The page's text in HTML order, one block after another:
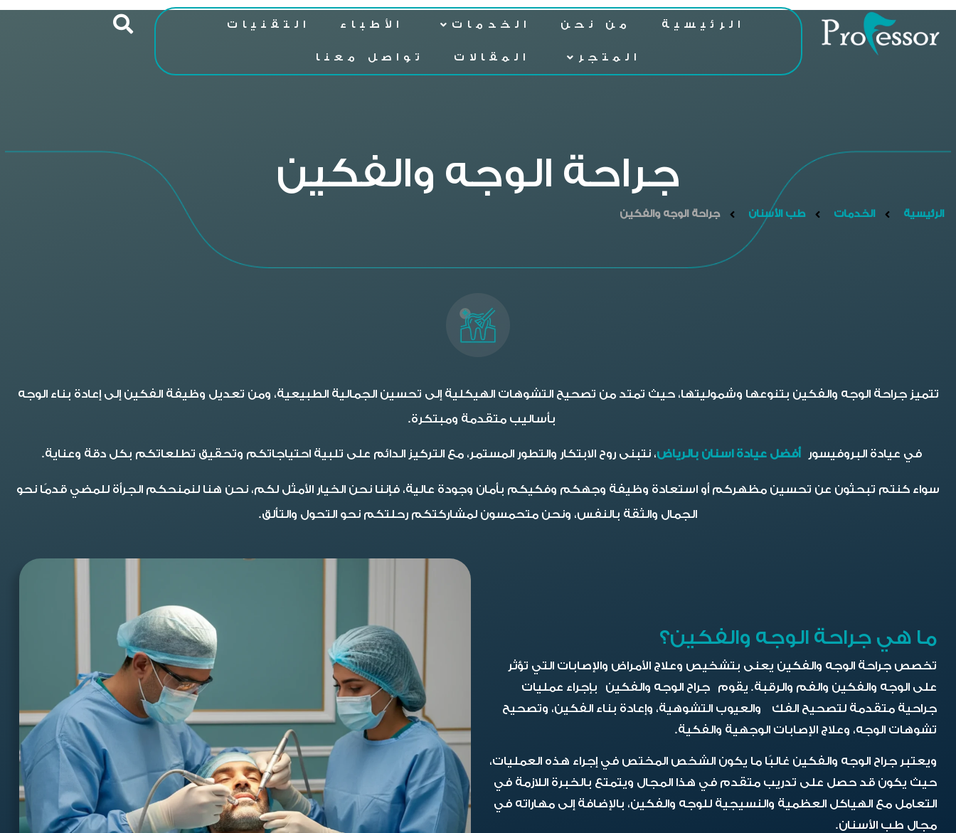
الرئيسية من نحن الخدمات الأطباء التقنيات
المتجر المقالات تواصل معنا
جراحة الوجه والفكين
الرئيسية الخدمات طب الأسنان جراحة الوجه والفكين
تتميز جراحة الوجه والفكين بتنوعها وشموليتها، حيث تمتد من تصحيح التشوهات الهيكلية إلى تحسين الجمالية الطبيعية، ومن تعديل وظيفة الفكين إلى إعادة بناء الوجه
بأساليب متقدمة ومبتكرة.
في عيادة البروفيسور أفضل عيادة اسنان بالرياض، نتبنى روح الابتكار والتطور المستمر، مع التركيز الدائم على تلبية احتياجاتكم وتحقيق تطلعاتكم بكل دقة وعناية.
سواء كنتم تبحثون عن تحسين مظهركم أو استعادة وظيفة وجهكم وفكيكم بأمان وجودة عالية، فإننا نحن الخيار الأمثل لكم، نحن هنا لنمنحكم الجرأة للمضي قدمًا نحو
الجمال والثقة بالنفس، ونحن متحمسون لمشاركتكم رحلتكم نحو التحول والتألق.
ما هي جراحة الوجه والفكين؟
تخصص جراحة الوجه والفكين يعنى بتشخيص وعلاج الأمراض والإصابات التي تؤثر
على الوجه والفكين والفم والرقبة. يقوم جراح الوجه والفكين بإجراء عمليات
جراحية متقدمة لتصحيح الفك والعيوب التشوهية، وإعادة بناء الفكين، وتصحيح
تشوهات الوجه، وعلاج الإصابات الوجهية والفكية.
ويعتبر جراح الوجه والفكين غالبًا ما يكون الشخص المختص في إجراء هذه العمليات،
حيث يكون قد حصل على تدريب متقدم في هذا المجال ويتمتع بالخبرة اللازمة في
التعامل مع الهياكل العظمية والنسيجية للوجه والفكين، بالإضافة إلى مهاراته في
مجال طب الأسنان.